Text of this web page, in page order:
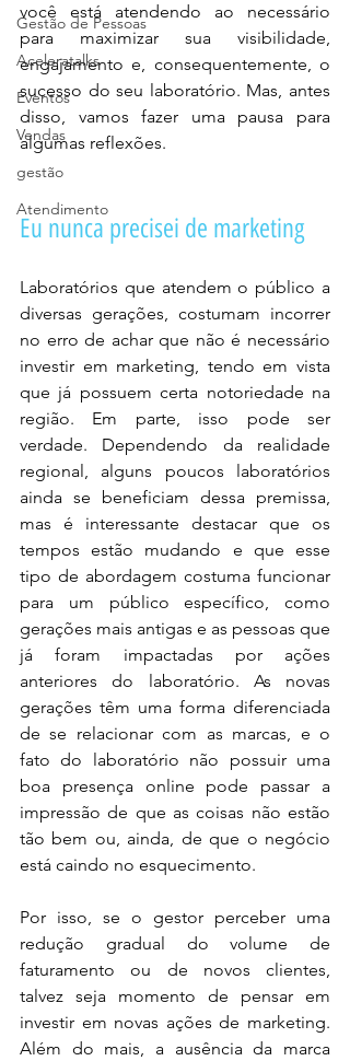
Gestão de Pessoas
Aceleratalks
Eventos
Vendas
gestão
Atendimento
você está atendendo ao necessário
para maximizar sua visibilidade,
engajamento e, consequentemente, o
sucesso do seu laboratório. Mas, antes
disso, vamos fazer uma pausa para
algumas reflexões.
Eu nunca precisei de marketing
Laboratórios que atendem o público a
diversas gerações, costumam incorrer
no erro de achar que não é necessário
investir em marketing, tendo em vista
que já possuem certa notoriedade na
região. Em parte, isso pode ser
verdade. Dependendo da realidade
regional, alguns poucos laboratórios
ainda se beneficiam dessa premissa,
mas é interessante destacar que os
tempos estão mudando e que esse
tipo de abordagem costuma funcionar
para um público específico, como
gerações mais antigas e as pessoas que
já foram impactadas por ações
anteriores do laboratório. As novas
gerações têm uma forma diferenciada
de se relacionar com as marcas, e o
fato do laboratório não possuir uma
boa presença online pode passar a
impressão de que as coisas não estão
tão bem ou, ainda, de que o negócio
está caindo no esquecimento.
Por isso, se o gestor perceber uma
redução gradual do volume de
faturamento ou de novos clientes,
talvez seja momento de pensar em
investir em novas ações de marketing.
Além do mais, a ausência da marca